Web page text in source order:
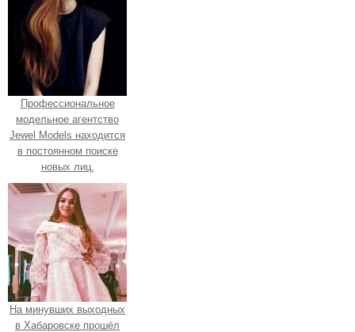
Профессиональное
модельное агентство
Jewel Models находится
в постоянном поиске
новых лиц.
На минувших выходных
в Хабаровске прошёл